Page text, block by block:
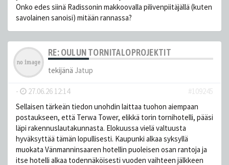
Onko edes siinä Radissonin makkoovalla pilivenpiitäjällä (kuten
savolainen sanoisi) mitään rannassa?
RE: OULUN TORNITALOPROJEKTIT
tekijänä Jatup
- 27.06.26 12:14
#109245
Sellaisen tärkeän tiedon unohdin laittaa tuohon aiempaan
postaukseen, että Terwa Tower, elikkä torin tornihotelli, pääsi
läpi rakennuslautakunnasta. Elokuussa vielä valtuusta
hyväksyttää tämän lopullisesti. Kaupunki alkaa syksyllä
muokata Vänmanninsaaren hotellin puoleisen osan rantoja ja
itse hotelli alkaa todennäköisesti vuoden vaihteen jälkkeen